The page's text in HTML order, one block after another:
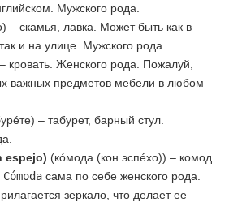
Мужского рода.
– скамья, лавка. Может быть как в
и на улице. Мужского рода.
кровать. Женского рода. Пожалуй,
важных предметов мебели в любом
– табурет, барный стул.
espejo) (кóмода (кон эспéхо)) – комод
Cómoda сама по себе женского рода.
зеркало, что делает ее